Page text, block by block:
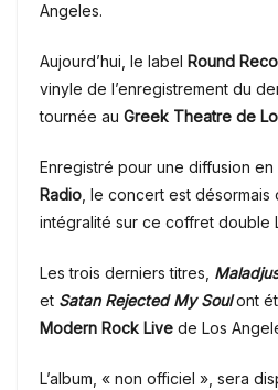
Angeles.
Aujourd’hui, le label Round
vinyle de l’enregistrement du
tournée au Greek Theatre de
Enregistré pour une diffusion
Radio, le concert est désormais
intégralité sur ce coffret double
Les trois derniers titres,
et Satan Rejected My Soulont
Modern Rock Live de Los
L’album, « non officiel », sera